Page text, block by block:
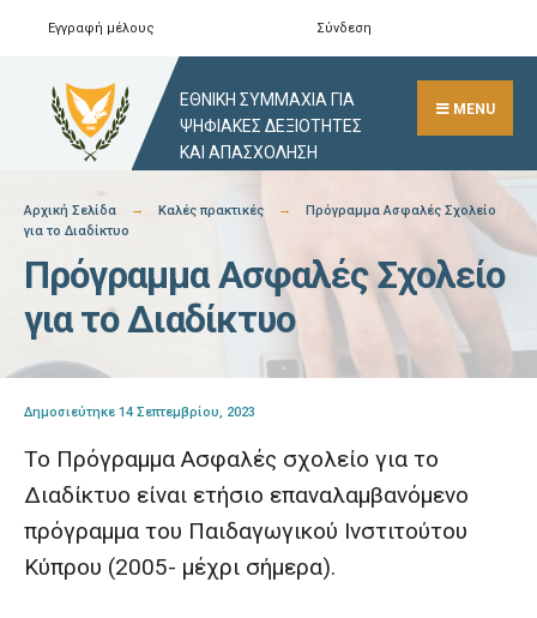
Skip
content
Εγγραφή μέλους Σύνδεση
ΕΘΝΙΚΗ ΣΥΜΜΑΧΙΑ ΓΙΑ
ΨΗΦΙΑΚΕΣ ΔΕΞΙΟΤΗΤΕΣ
ΚΑΙ ΑΠΑΣΧΟΛΗΣΗ
MENU
Αρχική Σελίδα Καλές πρακτικές
Πρόγραμμα Ασφαλές Σχολείο
για το Διαδίκτυο
Πρόγραμμα Ασφαλές Σχολείο
για το Διαδίκτυο
Δημοσιεύτηκε 14 Σεπτεμβρίου, 2023
Το Πρόγραμμα Ασφαλές σχολείο για το
Διαδίκτυο είναι ετήσιο επαναλαμβανόμενο
πρόγραμμα του Παιδαγωγικού Ινστιτούτου
Κύπρου (2005- μέχρι σήμερα).
Search
Window
Αναζήτηση